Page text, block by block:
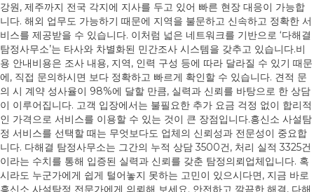
강원, 제주까지 전국 각지에 지사를 두고 있어 빠른 현장 대응이 가능합
니다. 해외 업무도 가능하기 때문에 지역을 불문하고 신속하고 정확한 서
비스를 제공받을 수 있습니다. 이처럼 넓은 네트워크를 기반으로 ‘다해결
탐정사무소’는 타사와 차별화된 민간조사 시스템을 갖추고 있습니다.​비
용 안내비용은 조사 내용, 지역, 인력 구성 등에 따라 달라질 수 있기 때문
에, 직접 문의하시면 보다 정확하고 빠르게 확인할 수 있습니다. 견적 문
의 시 계약 성사율이 98%에 달할 만큼, 실력과 신뢰를 바탕으로 한 상담
이 이루어집니다. 고객 입장에서는 불필요한 추가 요금 걱정 없이 합리적
인 가격으로 서비스를 이용할 수 있는 것이 큰 장점입니다.​흥신소 사설탐
정 서비스를 선택할 때는 무엇보다도 업체의 신뢰성과 전문성이 중요합
니다. 다해결 탐정사무소는 그간의 누적 상담 3500건, 처리 실적 3325건
이라는 수치를 통해 입증된 실력과 신뢰를 갖춘 탐정의뢰업체입니다. 혹
시라도 누군가에게 쉽게 털어놓지 못하는 고민이 있으시다면, 지금 바로
흥신소 사설탐정 전문가에게 의뢰해 보세요. 안전하고 깔끔한 해결, 다해